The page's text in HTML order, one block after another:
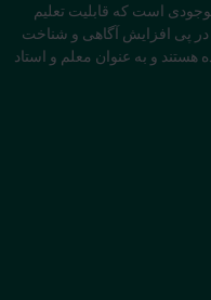
است که قابلیت تعلیم
در پی افزایش آگاهی و شناخت
و به عنوان معلم و استاد